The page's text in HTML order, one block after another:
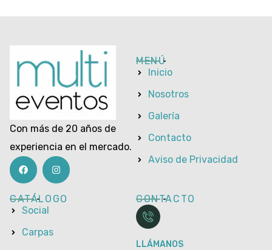
Con más de 20 años de
experiencia en el mercado.
MENÚ
Inicio
Nosotros
Galería
Contacto
Aviso de Privacidad
CATÁLOGO
Social
Carpas
CONTACTO
LLÁMANOS